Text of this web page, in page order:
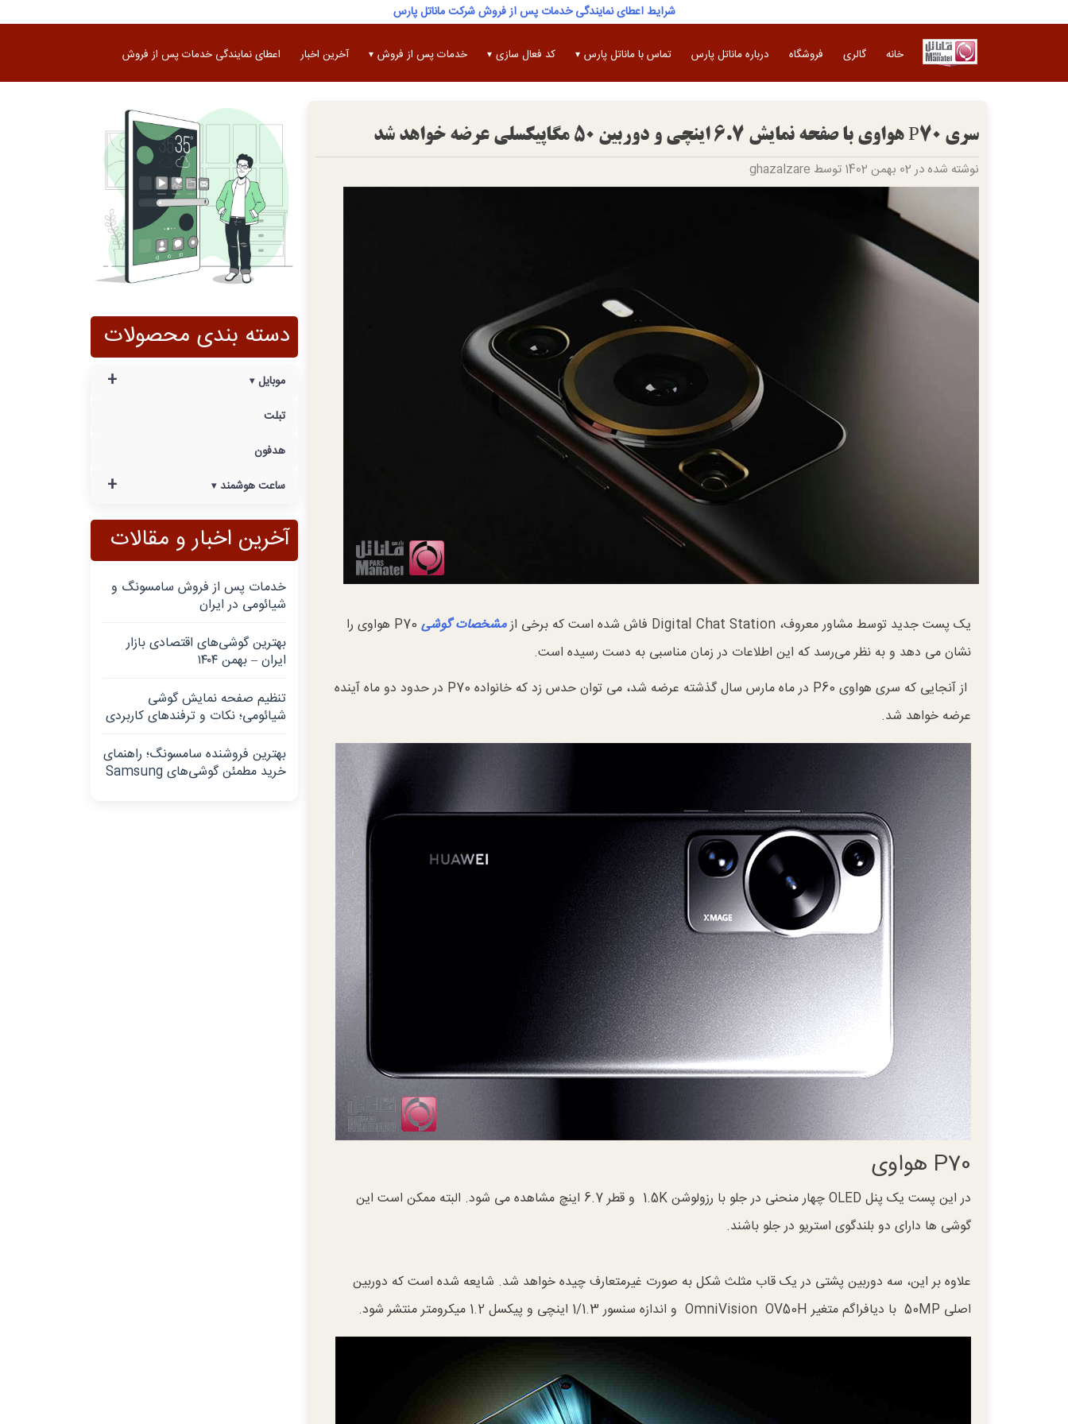
to
شرایط اعطای نمایندگی خدمات پس از فروش شرکت ماناتل پارس
خانه گالری فروشگاه درباره ماناتل پارس تماس با ماناتل پارس کد فعال سازی خدمات پس از فروش آخرین اخبار اعطای نمایندگی خدمات پس از فروش
سری P70 هواوی با صفحه نمایش 6.7 اینچی و دوربین 50 مگاپیکسلی عرضه خواهد شد
نوشته شده در 02 بهمن 1402 توسط ghazalzare
یک پست جدید توسط مشاور معروف، Digital Chat Station فاش شده است که برخی از مشخصات گوشی
P70 هواوی را
نشان می دهد و به نظر می‌رسد که این اطلاعات در زمان مناسبی به دست رسیده است.
از آنجایی که سری هواوی P60 در ماه مارس سال گذشته عرضه شد، می توان حدس زد که خانواده P70 در حدود دو ماه آینده
عرضه خواهد شد.
P70 هواوی
در این پست یک پنل OLED چهار منحنی در جلو با رزولوشن 1.5K و قطر 6.7 اینچ مشاهده می شود. البته ممکن است این
گوشی ها دارای دو بلندگوی استریو در جلو باشند.
علاوه بر این، سه دوربین پشتی در یک قاب مثلث شکل به صورت غیرمتعارف چیده خواهد شد. شایعه شده است که دوربین
اصلی 50MP با دیافراگم متغیر OmniVision OV50H و اندازه سنسور 1/1.3 اینچی و پیکسل 1.2 میکرومتر منتشر شود.
دسته بندی محصولات
+
موبایل
تبلت
هدفون
+ ساعت هوشمند
آخرین اخبار و مقالات
خدمات پس از فروش سامسونگ و
شیائومی در ایران
بهترین گوشی‌های اقتصادی بازار
ایران – بهمن ۱۴۰۴
تنظیم صفحه نمایش گوشی
شیائومی؛ نکات و ترفندهای کاربردی
بهترین فروشنده سامسونگ؛ راهنمای
خرید مطمئن گوشی‌های Samsung